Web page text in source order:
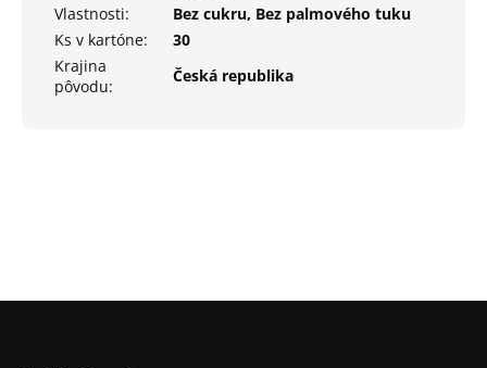
Vlastnosti:
Bez cukru, Bez palmového tuku
Ks v kartóne:
30
Krajina
pôvodu:
Česká republika